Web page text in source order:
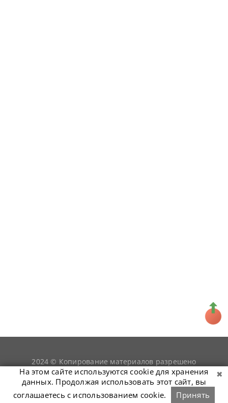
2024 © Копирование материалов разрешено
только при условии гиперссылки наsnookerist.ru
На этом сайте используются cookie для хранения
данных. Продолжая использовать этот сайт, вы
соглашаетесь с использованием cookie.
Принять